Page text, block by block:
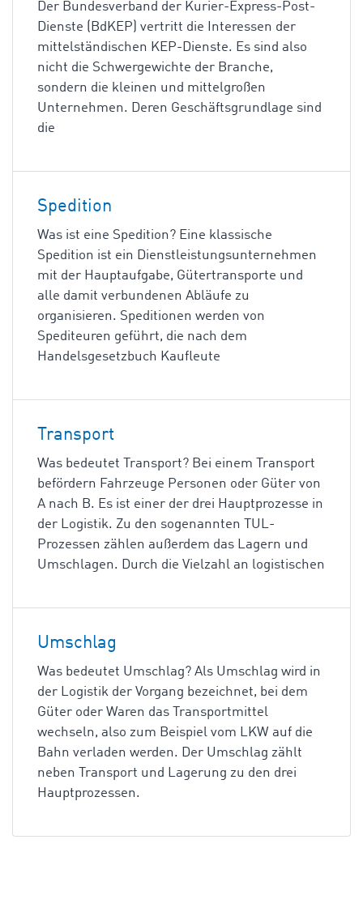
Der Bundesverband der Kurier-Express-Post-
Dienste (BdKEP) vertritt die Interessen der
mittelständischen KEP-Dienste. Es sind also
nicht die Schwergewichte der Branche,
sondern die kleinen und mittelgroßen
Unternehmen. Deren Geschäftsgrundlage sind
die
Spedition
Was ist eine Spedition? Eine klassische
Spedition ist ein Dienstleistungsunternehmen
mit der Hauptaufgabe, Gütertransporte und
alle damit verbundenen Abläufe zu
organisieren. Speditionen werden von
Spediteuren geführt, die nach dem
Handelsgesetzbuch Kaufleute
Transport
Was bedeutet Transport? Bei einem Transport
befördern Fahrzeuge Personen oder Güter von
A nach B. Es ist einer der drei Hauptprozesse in
der Logistik. Zu den sogenannten TUL-
Prozessen zählen außerdem das Lagern und
Umschlagen. Durch die Vielzahl an logistischen
Umschlag
Was bedeutet Umschlag? Als Umschlag wird in
der Logistik der Vorgang bezeichnet, bei dem
Güter oder Waren das Transportmittel
wechseln, also zum Beispiel vom LKW auf die
Bahn verladen werden. Der Umschlag zählt
neben Transport und Lagerung zu den drei
Hauptprozessen.